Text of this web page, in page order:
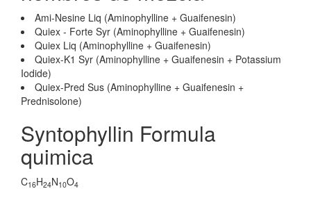
Ami-Nesine Liq (Aminophylline + Guaifenesin)
Quiex - Forte Syr (Aminophylline + Guaifenesin)
Quiex Liq (Aminophylline + Guaifenesin)
Quiex-K1 Syr (Aminophylline + Guaifenesin + Potassium
Iodide)
Quiex-Pred Sus (Aminophylline + Guaifenesin +
Prednisolone)
Syntophyllin Formula
quimica
C16H24N10O4